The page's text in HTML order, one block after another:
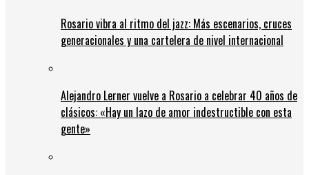
Rosario vibra al ritmo del jazz: Más escenarios, cruces
generacionales y una cartelera de nivel internacional
Alejandro Lerner vuelve a Rosario a celebrar 40 años de
clásicos: «Hay un lazo de amor indestructible con esta
gente»